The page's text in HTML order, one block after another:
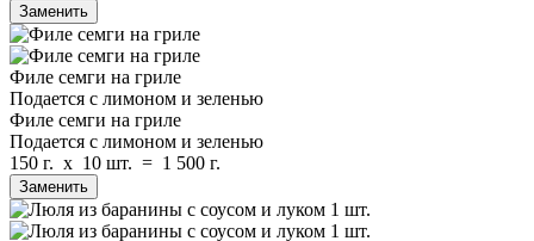
Заменить
Филе семги на гриле
Подается с лимоном и зеленью
Филе семги на гриле
Подается с лимоном и зеленью
150 г. x 10 шт. = 1 500 г.
Заменить